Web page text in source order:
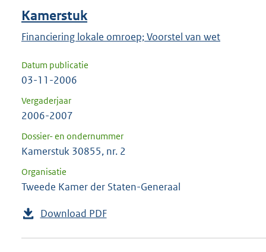
Kamerstuk
Financiering lokale omroep; Voorstel van wet
Datum publicatie
03-11-2006
Vergaderjaar
2006-2007
Dossier- en ondernummer
Kamerstuk 30855, nr. 2
Organisatie
Tweede Kamer der Staten-Generaal
Download PDF